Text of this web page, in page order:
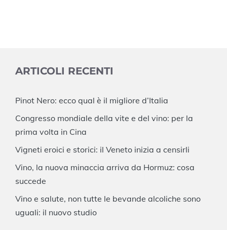
ARTICOLI RECENTI
Pinot Nero: ecco qual è il migliore d’Italia
Congresso mondiale della vite e del vino: per la
prima volta in Cina
Vigneti eroici e storici: il Veneto inizia a censirli
Vino, la nuova minaccia arriva da Hormuz: cosa
succede
Vino e salute, non tutte le bevande alcoliche sono
uguali: il nuovo studio